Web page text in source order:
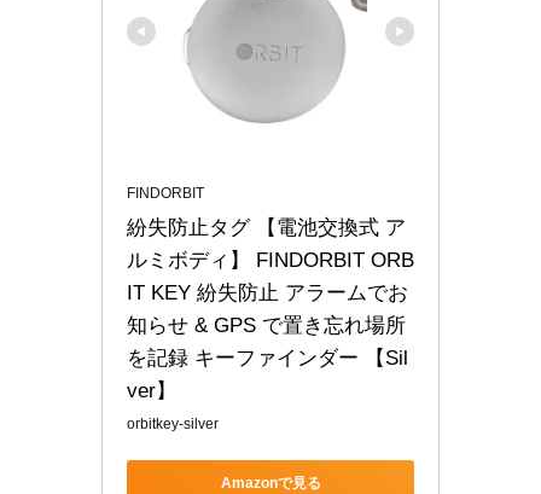
FINDORBIT
紛失防止タグ 【電池交換式 ア
ルミボディ】 FINDORBIT ORB
IT KEY 紛失防止 アラームでお
知らせ & GPS で置き忘れ場所
を記録 キーファインダー 【Sil
ver】
orbitkey-silver
Amazonで見る